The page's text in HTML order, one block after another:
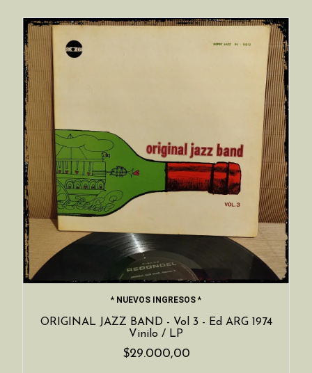
* NUEVOS INGRESOS *
ORIGINAL JAZZ BAND - Vol 3 - Ed ARG 1974
Vinilo / LP
$29.000,00